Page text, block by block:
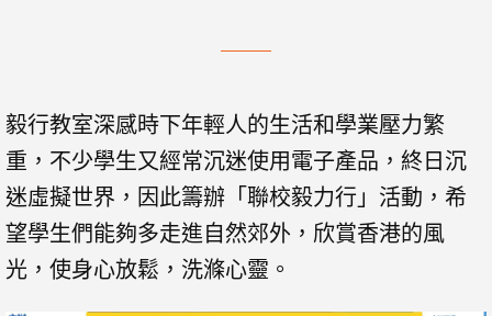
毅行教室深感時下年輕人的生活和學業壓力繁
重，不少學生又經常沉迷使用電子產品，終日沉
迷虛擬世界，因此籌辦「聯校毅力行」活動，希
望學生們能夠多走進自然郊外，欣賞香港的風
光，使身心放鬆，洗滌心靈。